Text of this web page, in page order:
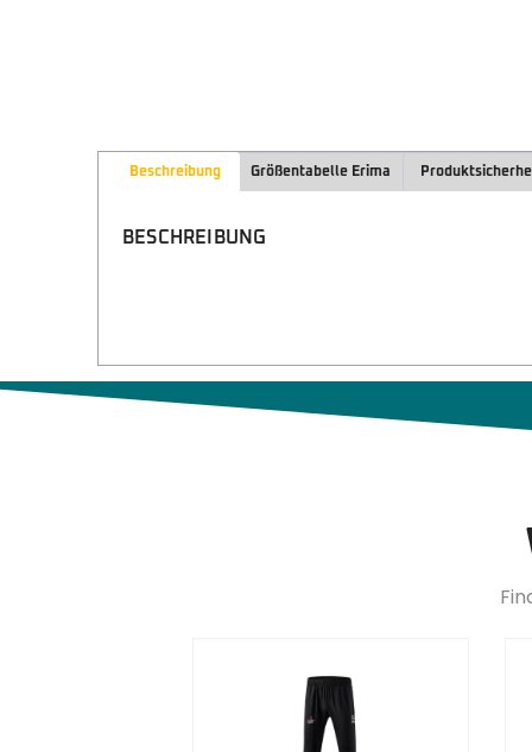
Beschreibung Größentabelle Erima
BESCHREIBUNG